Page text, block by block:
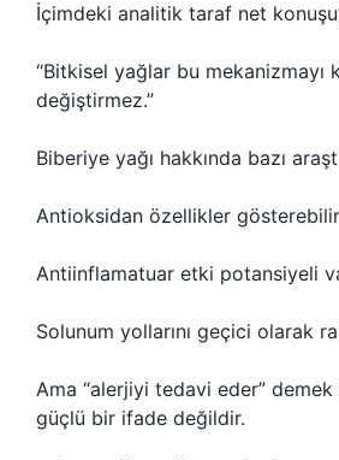
İçimdeki analitik taraf net
“Bitkisel yağlar bu mekanizmayı
değiştirmez.”
Biberiye yağı hakkında bazı
Antioksidan özellikler gösterebilir
Antiinflamatuar etki potansiyeli
Solunum yollarını geçici olarak
Ama “alerjiyi tedavi eder”
güçlü bir ifade değildir.